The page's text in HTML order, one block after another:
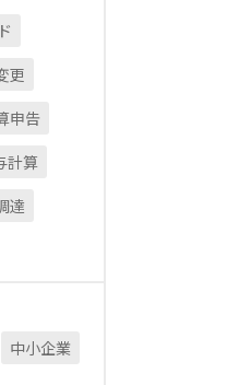
更
申告
計算
達
中小企業